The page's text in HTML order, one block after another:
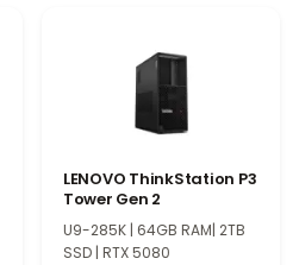
LENOVO ThinkStation P3
Tower Gen 2
U9-285K | 64GB RAM| 2TB
SSD | RTX 5080